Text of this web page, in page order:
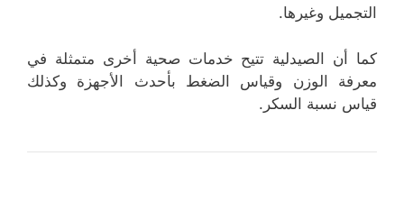
التجميل وغيرها.
كما أن الصيدلية تتيح خدمات صحية أخرى متمثلة في
معرفة الوزن وقياس الضغط بأحدث الأجهزة وكذلك
قياس نسبة السكر.